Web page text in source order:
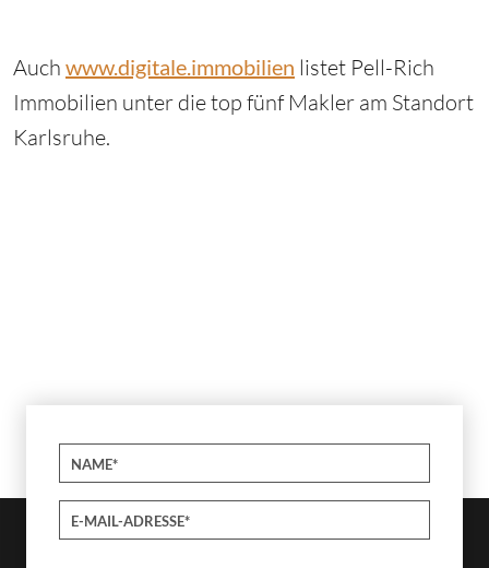
Auch www.digitale.immobilien listet Pell-Rich
Immobilien unter die top fünf Makler am Standort
Karlsruhe.